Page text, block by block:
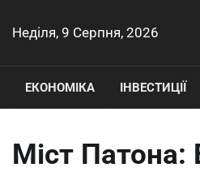
доНеділя, 9 Серпня, 2026
ЕКОНОМІКА ІНВЕСТИЦІЇ
Міст Патона: